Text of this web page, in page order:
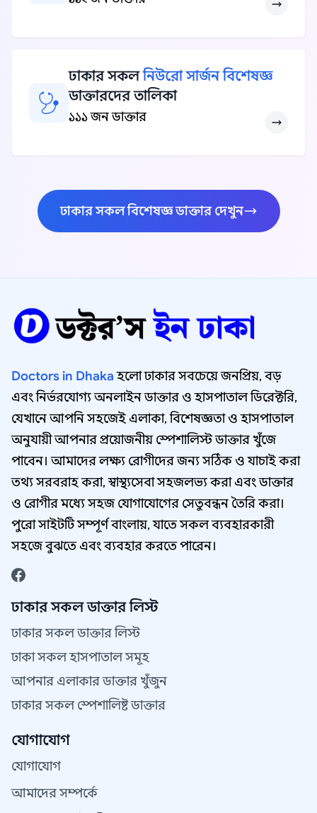
ঢাকার সকলনিউরো সার্জন বিশেষজ্ঞ
ডাক্তারদের তালিকা
১১১ জন ডাক্তার
ঢাকার সকল বিশেষজ্ঞ ডাক্তার দেখুন
Doctors in Dhakaহলো ঢাকার সবচেয়ে জনপ্রিয়, বড়
এবং নির্ভরযোগ্য অনলাইন ডাক্তার ও হাসপাতাল ডিরেক্টরি,
যেখানে আপনি সহজেই এলাকা, বিশেষজ্ঞতা ও হাসপাতাল
অনুযায়ী আপনার প্রয়োজনীয় স্পেশালিস্ট ডাক্তার খুঁজে
পাবেন। আমাদের লক্ষ্য রোগীদের জন্য সঠিক ও যাচাই করা
তথ্য সরবরাহ করা, স্বাস্থ্যসেবা সহজলভ্য করা এবং ডাক্তার
ও রোগীর মধ্যে সহজ যোগাযোগের সেতুবন্ধন তৈরি করা।
পুরো সাইটটি সম্পূর্ণ বাংলায়, যাতে সকল ব্যবহারকারী
সহজে বুঝতে এবং ব্যবহার করতে পারেন।
ঢাকার সকল ডাক্তার লিস্ট
ঢাকার সকল ডাক্তার লিস্ট
ঢাকা সকল হাসপাতাল সমূহ
আপনার এলাকার ডাক্তার খুঁজুন
ঢাকার সকল স্পেশালিষ্ট ডাক্তার
যোগাযোগ
যোগাযোগ
আমাদের সম্পর্কে